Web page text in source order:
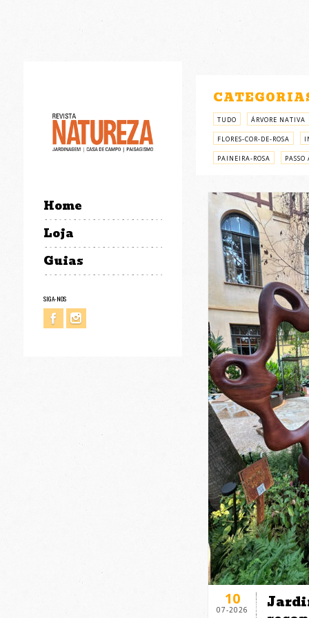
Home
Loja
Guias
SIGA-NOS
TUDO ÁRVORE NATIVA
FLORES-COR-DE-ROSA
PAINEIRA-ROSA PASSO
10
07-2026